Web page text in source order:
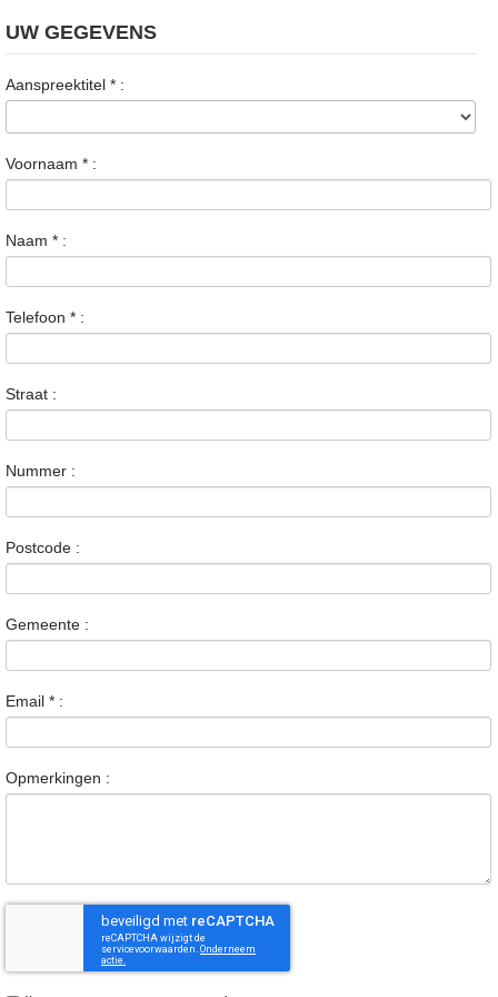
UW GEGEVENS
Aanspreektitel * :
Voornaam * :
Naam * :
Telefoon * :
Straat :
Nummer :
Postcode :
Gemeente :
Email * :
Opmerkingen :